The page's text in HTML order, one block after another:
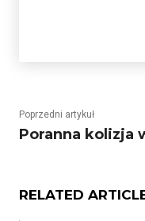
Poprzedni artykuł
Poranna kolizja
RELATED